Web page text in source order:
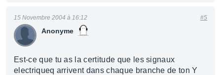
Anonyme
15 Novembre 2004 à 16:12 #5
Est-ce que tu as la certitude que les signaux
electriqueq arrivent dans chaque branche de ton Y